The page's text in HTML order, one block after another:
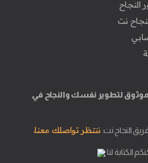
النجاح
نت
لتطوير نفسك والنجاح في
النجاح نت. ننتظر تواصلك معنا.
الكتابة لنا